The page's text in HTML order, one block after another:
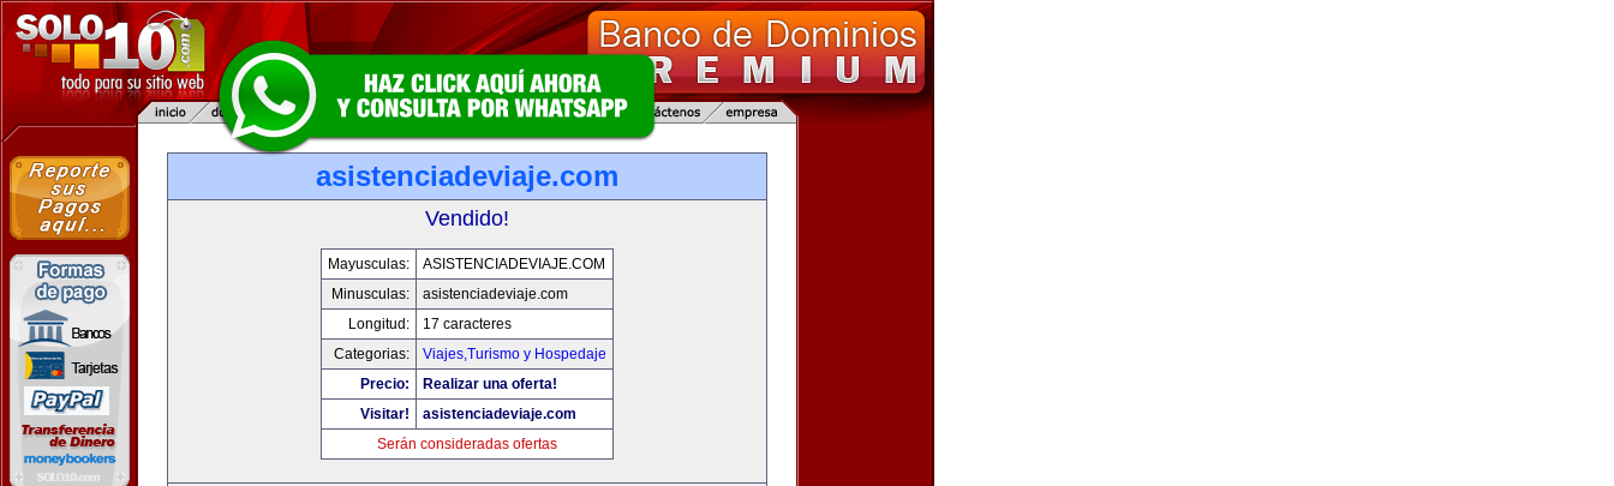
asistenciadeviaje.com
Vendido!
Mayusculas:
ASISTENCIADEVIAJE.COM
Minusculas:
asistenciadeviaje.com
Longitud:
17 caracteres
Categorias:
Viajes,Turismo y Hospedaje
Precio:
Realizar una oferta!
Visitar!
asistenciadeviaje.com
Serán consideradas ofertas